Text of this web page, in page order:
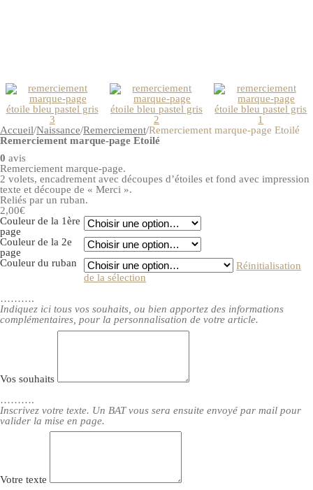
Accueil/Naissance/Remerciement/Remerciement marque-page Etoilé
Remerciement marque-page Etoilé
0 avis
Remerciement marque-page.
2 volets, encadrement avec découpes d’étoiles et fond avec impression
texte et découpe de « Merci ».
Reliés par un ruban.
2,00€
Couleur de la 1ère
page
Couleur de la 2e
page
Couleur du ruban
Réinitialisation
de la sélection
……….
Indiquez ici tous vos souhaits, ou bien apportez des informations
complémentaires, pour la personnalisation de votre article.
Vos souhaits
……….
Inscrivez votre texte. Un BAT vous sera ensuite envoyé par mail pour
valider la mise en page.
Votre texte